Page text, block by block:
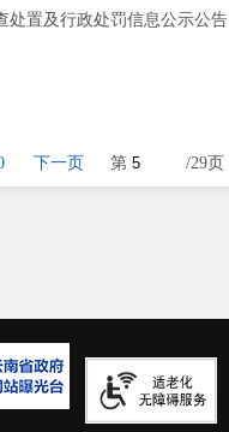
处置及行政处罚信息公示公告
下一页 第 /29页